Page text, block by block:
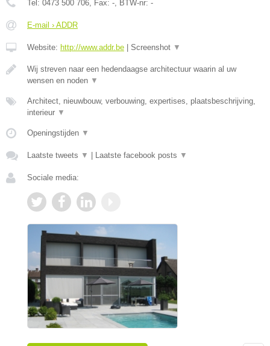
Tel: 0473 500 706 , Fax: - , BTW-nr: -
E-mail › ADDR
Website: http://www.addr.be Screenshot ▼
Wij streven naar een hedendaagse architectuur waarin al uw
wensen en noden ▼
Architect, nieuwbouw, verbouwing, expertises, plaatsbeschrijving,
interieur ▼
Openingstijden ▼
Laatste tweets ▼ Laatste facebook posts ▼
Sociale media: